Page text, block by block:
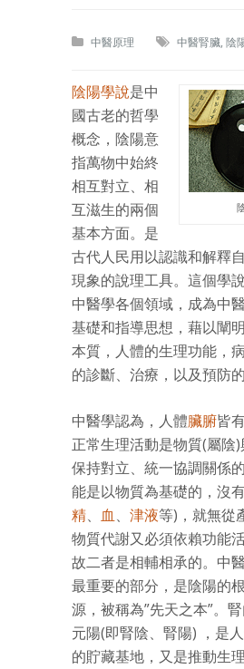
中醫原理 中醫腎臟, 陰
陰陽學說是中
國古老的哲學
概念，陰陽意
指萬物中始終
相互對立、相
互滋生的兩個
基本方面。是
古代人民用以認識和解釋
現象的說理工具。這個學
中醫學各個領域，成為中
基礎和指導思想，藉以闡
本質，人體的生理功能，
的診斷、治療，以及預防的
中醫學認為，人體臟腑皆
正常生理活動是物質(屬陰
保持對立、統一協調關係
能是以物質為基礎的，沒
精、 血 、 津液等)，就無從
物質代謝又必須依賴功能
故二者是相輔相承的。中
最重要的部分，是陰陽的
源，被稱為”先天之本”。腎
元陽(即腎陰、腎陽) ，是
的貯藏基地，又是推動生理